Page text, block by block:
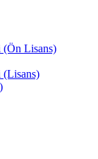
(Ön Lisans)
(Lisans)